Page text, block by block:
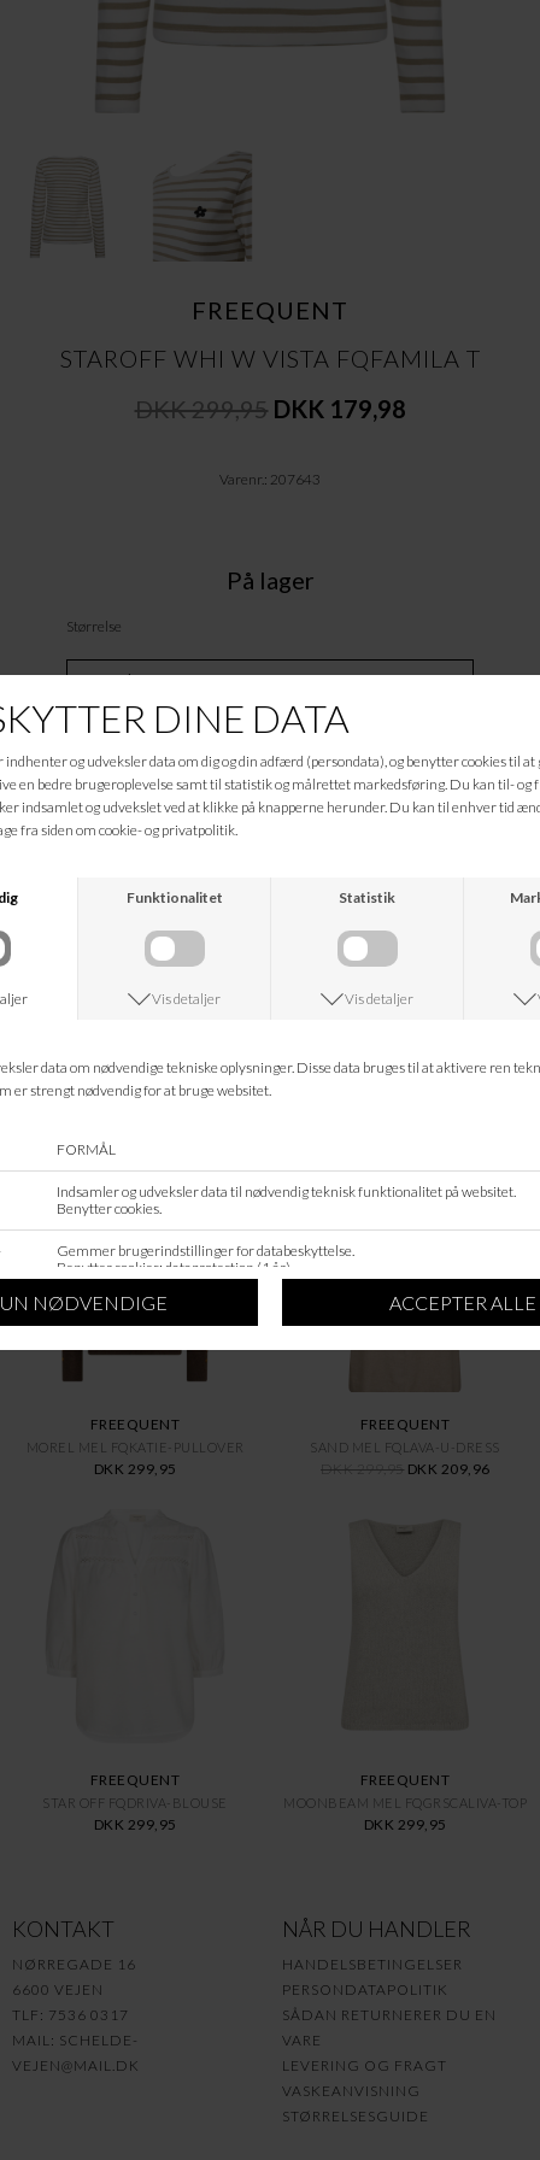
FREEQUENT
STAROFF WHI W VISTA FQFAMILA T
DKK 299,95 DKK 179,98
Varenr.: 207643
På lager
Størrelse
Tilføj til Ønskeskyen
xxxxxxxxx
Hvad koster fragten?
Returret?
Leveringstid?
FREEQUENT
MOREL MEL FQKATIE-PULLOVER
DKK 299,95
SALE
FREEQUENT
SAND MEL FQLAVA-U-DRESS
DKK 299,95 DKK 209,96
FREEQUENT
STAR OFF FQDRIVA-BLOUSE
DKK 299,95
FREEQUENT
MOONBEAM MEL FQGRSCALIVA-TOP
DKK 299,95
KONTAKT
NØRREGADE 16
6600 VEJEN
TLF: 7536 0317
MAIL: SCHELDE-
VEJEN@MAIL.DK
NÅR DU HANDLER
HANDELSBETINGELSER
PERSONDATAPOLITIK
SÅDAN RETURNERER DU EN
VARE
LEVERING OG FRAGT
VASKEANVISNING
STØRRELSESGUIDE